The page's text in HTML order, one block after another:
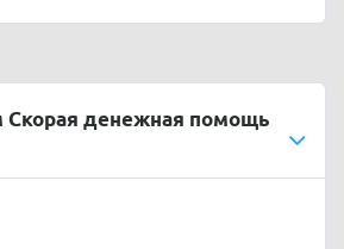
Скорая денежная помощь